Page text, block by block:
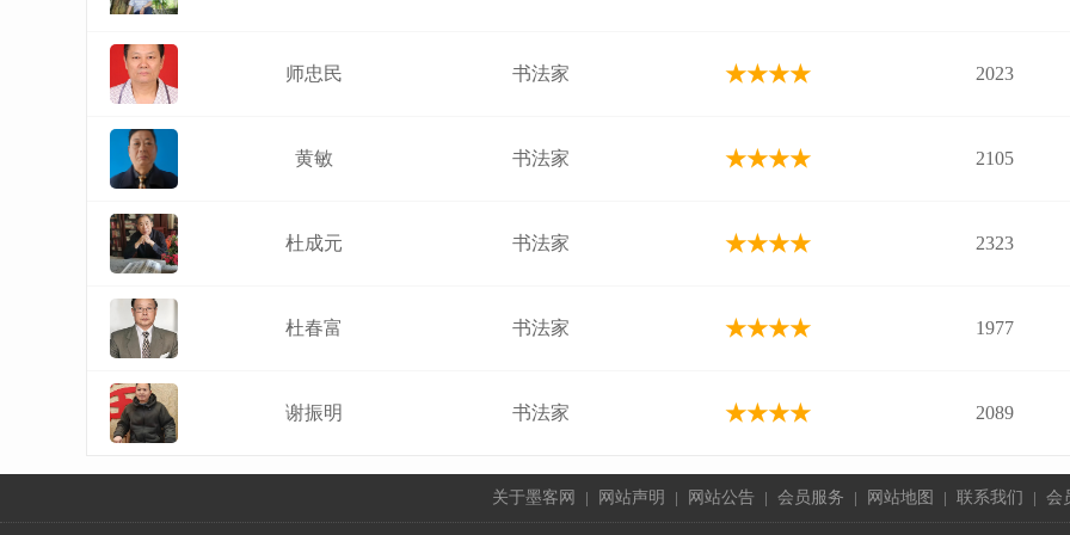
师忠民 书法家 ★★★★ 2023
黄敏 书法家 ★★★★ 2105
杜成元 书法家 ★★★★ 2323
杜春富 书法家 ★★★★ 1977
​谢振明 书法家 ★★★★ 2089
关于墨客网 | 网站声明 | 网站公告 | 会员服务 | 网站地图 | 联系我们 | 会